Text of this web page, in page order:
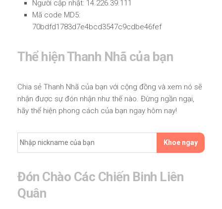
Người cập nhật: 14.226.39.111
Mã code MD5:
70bdfd1783d7e4bcd3547c9cdbe46fef
Thể hiện Thanh Nhã của bạn
Chia sẻ Thanh Nhã của bạn với cộng đồng và xem nó sẽ
nhận được sự đón nhận như thế nào. Đừng ngần ngại,
hãy thể hiện phong cách của bạn ngay hôm nay!
Khoe ngay
Đón Chào Các Chiến Binh Liên
Quân